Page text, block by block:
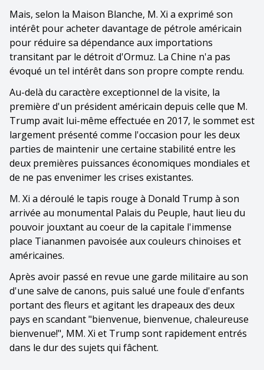
Mais, selon la Maison Blanche, M. Xi a exprimé son
intérêt pour acheter davantage de pétrole américain
pour réduire sa dépendance aux importations
transitant par le détroit d'Ormuz. La Chine n'a pas
évoqué un tel intérêt dans son propre compte rendu.
Au-delà du caractère exceptionnel de la visite, la
première d'un président américain depuis celle que M.
Trump avait lui-même effectuée en 2017, le sommet est
largement présenté comme l'occasion pour les deux
parties de maintenir une certaine stabilité entre les
deux premières puissances économiques mondiales et
de ne pas envenimer les crises existantes.
M. Xi a déroulé le tapis rouge à Donald Trump à son
arrivée au monumental Palais du Peuple, haut lieu du
pouvoir jouxtant au coeur de la capitale l'immense
place Tiananmen pavoisée aux couleurs chinoises et
américaines.
Après avoir passé en revue une garde militaire au son
d'une salve de canons, puis salué une foule d'enfants
portant des fleurs et agitant les drapeaux des deux
pays en scandant "bienvenue, bienvenue, chaleureuse
bienvenue!", MM. Xi et Trump sont rapidement entrés
dans le dur des sujets qui fâchent.